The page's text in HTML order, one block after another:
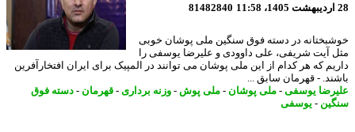
81482840
در دسته فوق سنگین ملی پوشان خوبی
آیت شریفی، علی داوودی و علیرضا یوسفی را
که هر کدام از این ملی پوشان می توانند در المپیک برای ایران افتخارآفرین
- قهرمان سابق ...
یوسفی-ملی پوشان-ملی پوش-وزنه برداری- قهرمان -دسته فوق
-یوسفی